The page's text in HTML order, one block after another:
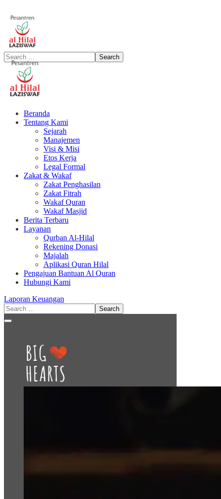
Beranda
Tentang Kami
Sejarah
Manajemen
Visi & Misi
Etos Kerja
Legal Formal
Zakat & Wakaf
Zakat Penghasilan
Zakat Fitrah
Wakaf Quran
Wakaf Masjid
Berita Terbaru
Layanan
Qurban Al-Hilal
Rekening Donasi
Majalah
Aplikasi Quran Hilal
Pengajuan Bantuan Al Quran
Hubungi Kami
Laporan Keuangan